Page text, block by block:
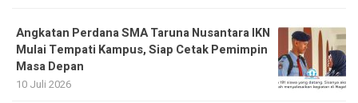
Angkatan Perdana SMA Taruna Nusantara IKN
Mulai Tempati Kampus, Siap Cetak Pemimpin
Masa Depan
10 Juli 2026